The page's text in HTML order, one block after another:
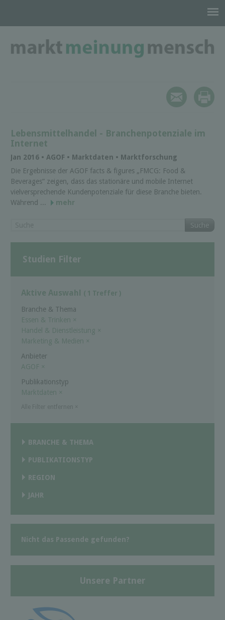
Lebensmittelhandel - Branchenpotenziale im
Internet
Jan 2016 • AGOF • Marktdaten • Marktforschung
Die Ergebnisse der AGOF facts & figures „FMCG: Food &
Beverages“ zeigen, dass das stationäre und mobile Internet
vielversprechende Kundenpotenziale für diese Branche bieten.
Während ...
mehr
Suche
Studien Filter
Aktive Auswahl ( 1 Treffer )
Branche & Thema
Essen & Trinken ×
Handel & Dienstleistung ×
Marketing & Medien ×
Anbieter
AGOF ×
Publikationstyp
Marktdaten ×
BRANCHE & THEMA
PUBLIKATIONSTYP
REGION
JAHR
Nicht das Passende gefunden?
Unsere Partner